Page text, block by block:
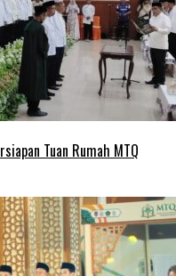
Tuan Rumah MTQ